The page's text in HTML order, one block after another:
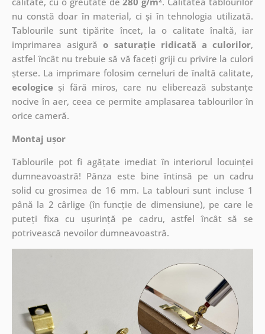
nu constă doar în material, ci și în tehnologia utilizată.
Tablourile sunt tipărite încet, la o calitate înaltă, iar
imprimarea asigurăo saturație ridicată a culorilor,
astfel încât nu trebuie să vă faceți griji cu privire la culori
șterse. La imprimare folosim cerneluri de înaltă calitate,
ecologiceși fără miros, care nu eliberează substanțe
nocive în aer, ceea ce permite amplasarea tablourilor în
orice cameră.
Montaj ușor
Tablourile pot fi agățate imediat în interiorul locuinței
dumneavoastră! Pânza este bine întinsă pe un cadru
solid cu grosimea de 16 mm. La tablouri sunt incluse 1
până la 2 cârlige (în funcție de dimensiune), pe care le
puteți fixa cu ușurință pe cadru, astfel încât să se
potrivească nevoilor dumneavoastră.